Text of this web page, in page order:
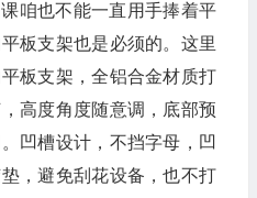
咱也不能一直用手捧着平
板支架也是必须的。这里
板支架，全铝合金材质打
高度角度随意调，底部预
凹槽设计，不挡字母，凹
，避免刮花设备，也不打